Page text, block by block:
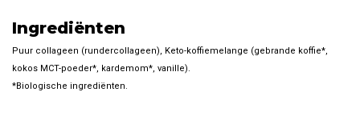
Ingrediënten
Puur collageen (rundercollageen), Keto-koffiemelange (gebrande koffie*,
kokos MCT-poeder*, kardemom*, vanille).
*Biologische ingrediënten.